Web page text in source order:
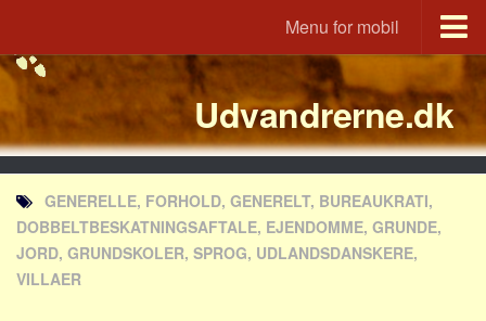
Menu for mobil
Portal
Udvandrerne.dk
Utvandrerne.no
Utvandrarna.se
Tyskland.dk
England.dk
Rusland.dk
Udvandrerne.dk
GENERELLE, FORHOLD, GENERELT, BUREAUKRATI,
DOBBELTBESKATNINGSAFTALE, EJENDOMME, GRUNDE,
JORD, GRUNDSKOLER, SPROG, UDLANDSDANSKERE,
VILLAER